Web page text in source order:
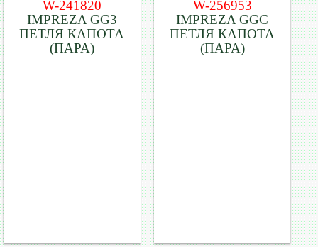
W-241820
IMPREZA GG3
ПЕТЛЯ КАПОТА
(ПАРА)
W-256953
IMPREZA GGC
ПЕТЛЯ КАПОТА
(ПАРА)